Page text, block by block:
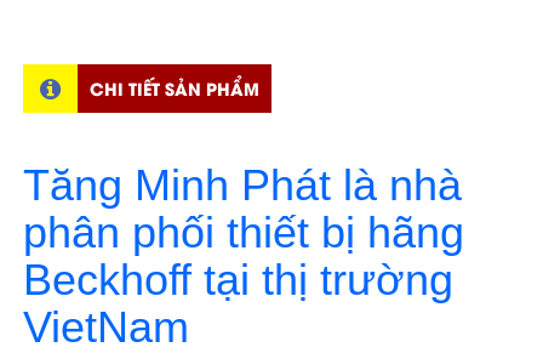
CHI TIẾT SẢN PHẨM
Tăng Minh Phát là nhà
phân phối thiết bị hãng
Beckhoff tại thị trường
VietNam